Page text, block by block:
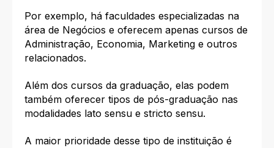
Por exemplo, há faculdades especializadas na
área de Negócios e oferecem apenas cursos de
Administração, Economia, Marketing e outros
relacionados.
Além dos cursos da graduação, elas podem
também oferecer tipos de pós-graduação nas
modalidades lato sensu e stricto sensu.
A maior prioridade desse tipo de instituição é